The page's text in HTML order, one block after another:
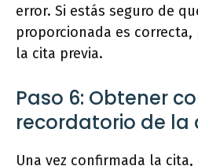
error. Si estás seguro de
proporcionada es
la cita previa.
Paso 6: Obtener
recordatorio de la
Una vez confirmada la